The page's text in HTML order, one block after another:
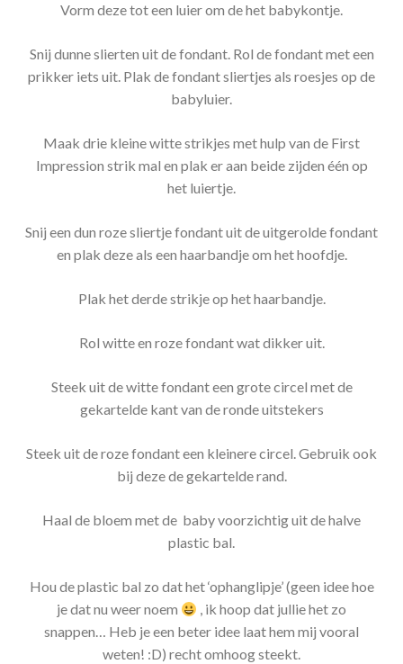
Vorm deze tot een luier om de het babykontje.
Snij dunne slierten uit de fondant. Rol de fondant met een
prikker iets uit. Plak de fondant sliertjes als roesjes op de
babyluier.
Maak drie kleine witte strikjes met hulp van de First
Impression strik mal en plak er aan beide zijden één op
het luiertje.
Snij een dun roze sliertje fondant uit de uitgerolde fondant
en plak deze als een haarbandje om het hoofdje.
Plak het derde strikje op het haarbandje.
Rol witte en roze fondant wat dikker uit.
Steek uit de witte fondant een grote circel met de
gekartelde kant van de ronde uitstekers
Steek uit de roze fondant een kleinere circel. Gebruik ook
bij deze de gekartelde rand.
Haal de bloem met de baby voorzichtig uit de halve
plastic bal.
Hou de plastic bal zo dat het ‘ophanglipje’ (geen idee hoe
je dat nu weer noem
, ik hoop dat jullie het zo
snappen… Heb je een beter idee laat hem mij vooral
weten! :D) recht omhoog steekt.